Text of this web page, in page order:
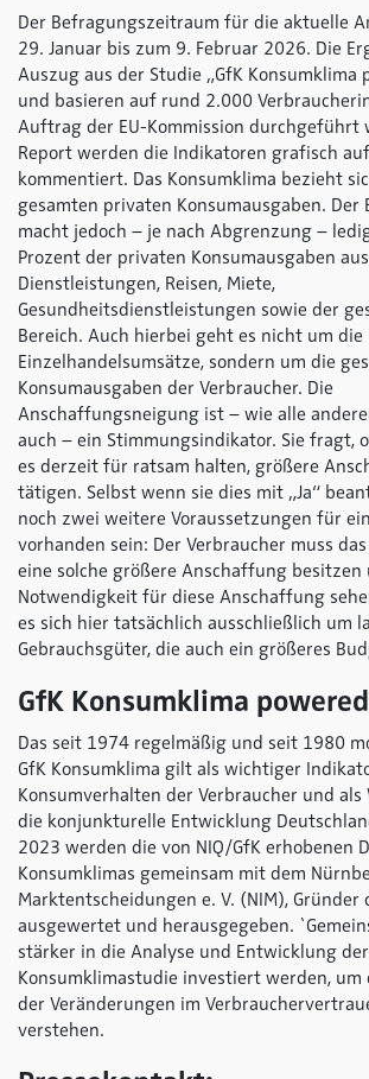
Der Befragungszeitraum für die aktuelle
29. Januar bis zum 9. Februar 2026. Die
Auszug aus der Studie „GfK Konsumklima
und basieren auf rund 2.000
Auftrag der EU-Kommission durchgeführt
Report werden die Indikatoren grafisch
kommentiert. Das Konsumklima bezieht
gesamten privaten Konsumausgaben. Der
macht jedoch – je nach Abgrenzung –
Prozent der privaten Konsumausgaben
Dienstleistungen, Reisen, Miete,
Gesundheitsdienstleistungen sowie der
Bereich. Auch hierbei geht es nicht um die
Einzelhandelsumsätze, sondern um die
Konsumausgaben der Verbraucher. Die
Anschaffungsneigung ist – wie alle
auch – ein Stimmungsindikator. Sie fragt,
es derzeit für ratsam halten, größere
tätigen. Selbst wenn sie dies mit „Ja“
noch zwei weitere Voraussetzungen für
vorhanden sein: Der Verbraucher muss
eine solche größere Anschaffung besitzen
Notwendigkeit für diese Anschaffung
es sich hier tatsächlich ausschließlich um
Gebrauchsgüter, die auch ein größeres
GfK Konsumklima
Das seit 1974 regelmäßig und seit 1980
GfK Konsumklima gilt als wichtiger
Konsumverhalten der Verbraucher und
die konjunkturelle Entwicklung
2023 werden die von NIQ/GfK erhobenen
Konsumklimas gemeinsam mit dem
Marktentscheidungen e. V. (NIM), Gründer
ausgewertet und herausgegeben.
stärker in die Analyse und Entwicklung der
Konsumklimastudie investiert werden,
der Veränderungen im
verstehen.